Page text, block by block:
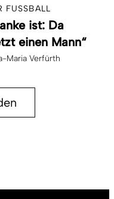
FUSSBALL
ist: Da
einen Mann“
Maria Verfürth